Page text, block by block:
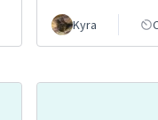
Kyra